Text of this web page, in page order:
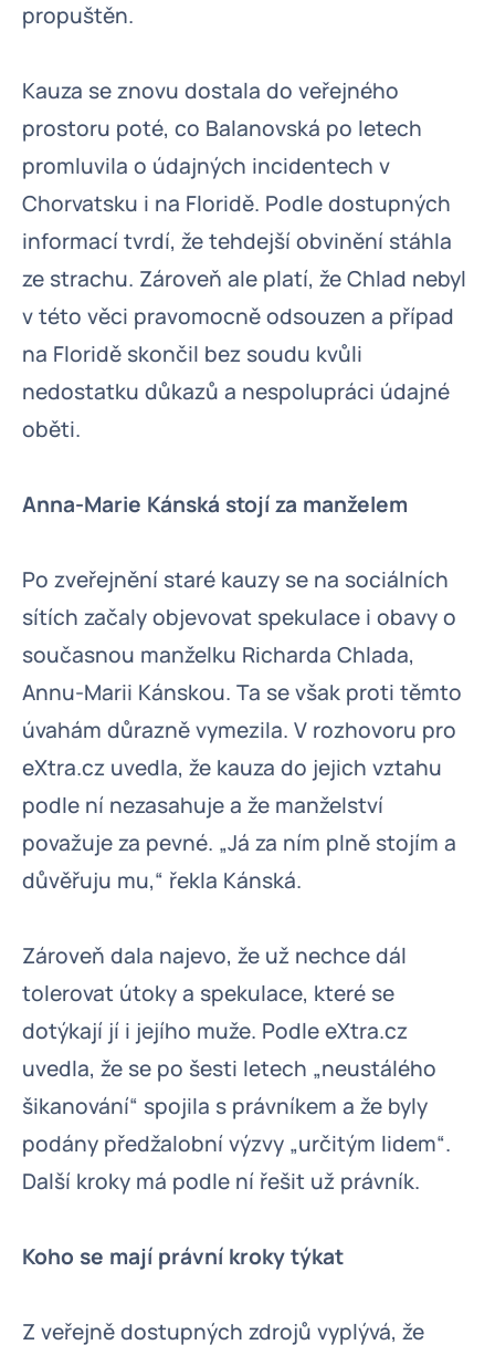
propuštěn.
Kauza se znovu dostala do veřejného
prostoru poté, co Balanovská po letech
promluvila o údajných incidentech v
Chorvatsku i na Floridě. Podle dostupných
informací tvrdí, že tehdejší obvinění stáhla
ze strachu. Zároveň ale platí, že Chlad nebyl
v této věci pravomocně odsouzen a případ
na Floridě skončil bez soudu kvůli
nedostatku důkazů a nespolupráci údajné
oběti.
Anna-Marie Kánská stojí za manželem
Po zveřejnění staré kauzy se na sociálních
sítích začaly objevovat spekulace i obavy o
současnou manželku Richarda Chlada,
Annu-Marii Kánskou. Ta se však proti těmto
úvahám důrazně vymezila. V rozhovoru pro
eXtra.cz uvedla, že kauza do jejich vztahu
podle ní nezasahuje a že manželství
považuje za pevné. „Já za ním plně stojím a
důvěřuju mu,“ řekla Kánská.
Zároveň dala najevo, že už nechce dál
tolerovat útoky a spekulace, které se
dotýkají jí i jejího muže. Podle eXtra.cz
uvedla, že se po šesti letech „neustálého
šikanování“ spojila s právníkem a že byly
podány předžalobní výzvy „určitým lidem“.
Další kroky má podle ní řešit už právník.
Koho se mají právní kroky týkat
Z veřejně dostupných zdrojů vyplývá, že